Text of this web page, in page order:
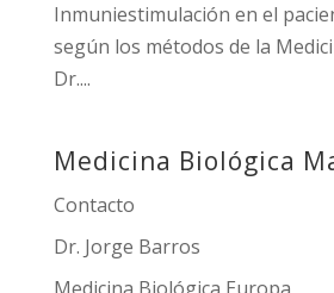
Inmuniestimulación en el
según los métodos de la
Dr....
Medicina Biológica
Contacto
Dr. Jorge Barros